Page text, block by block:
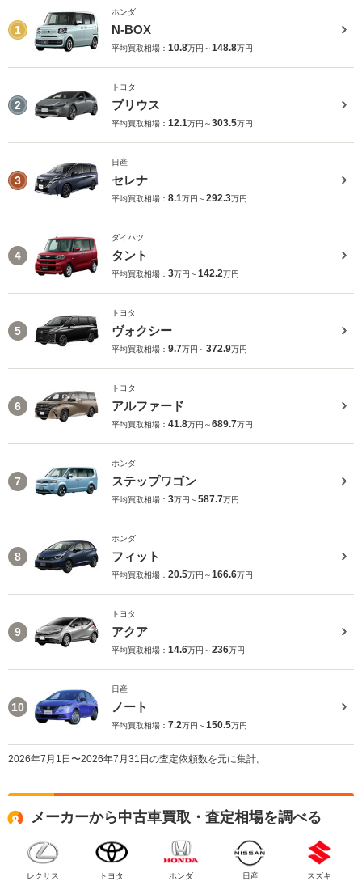
1
ホンダ
N-BOX
平均買取相場： 10.8万円～148.8万円
2
トヨタ
プリウス
平均買取相場： 12.1万円～303.5万円
3
日産
セレナ
平均買取相場： 8.1万円～292.3万円
4
ダイハツ
タント
平均買取相場： 3万円～142.2万円
5
トヨタ
ヴォクシー
平均買取相場： 9.7万円～372.9万円
6
トヨタ
アルファード
平均買取相場： 41.8万円～689.7万円
7
ホンダ
ステップワゴン
平均買取相場： 3万円～587.7万円
8
ホンダ
フィット
平均買取相場： 20.5万円～166.6万円
9
トヨタ
アクア
平均買取相場： 14.6万円～236万円
10
日産
ノート
平均買取相場： 7.2万円～150.5万円
2026年7月1日〜2026年7月31日の査定依頼数を元に集計。
メーカーから中古車買取・査定相場を調べる
レクサス トヨタ ホンダ 日産 スズキ